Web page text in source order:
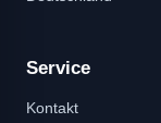
Service
Kontakt